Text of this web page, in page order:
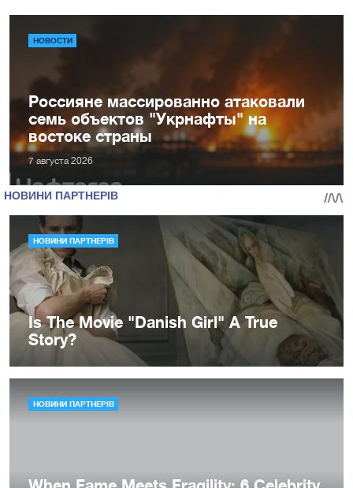
НОВОСТИ
Россияне массированно атаковали
семь объектов "Укрнафты" на
востоке страны
7 августа 2026